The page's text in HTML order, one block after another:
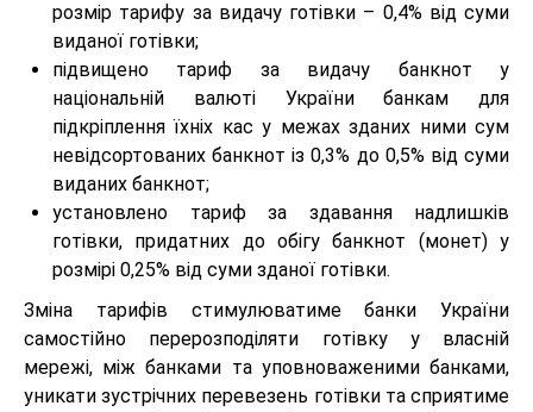
розмір тарифу за видачу готівки – 0,4% від суми
виданої готівки;
підвищено тариф за видачу банкнот у
національній валюті України банкам для
підкріплення їхніх кас у межах зданих ними сум
невідсортованих банкнот із 0,3% до 0,5% від суми
виданих банкнот;
установлено тариф за здавання надлишків
готівки, придатних до обігу банкнот (монет) у
розмірі 0,25% від суми зданої готівки.
Зміна тарифів стимулюватиме банки України
самостійно перерозподіляти готівку у власній
мережі, між банками та уповноваженими банками,
уникати зустрічних перевезень готівки та сприятиме